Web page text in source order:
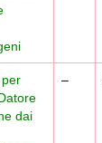
dai
–